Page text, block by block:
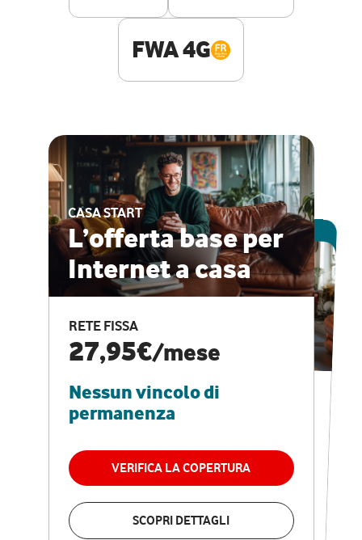
FWA 4G
CASA START
L’offerta base per
Internet a casa
RETE FISSA
27,95€/mese
Nessun vincolo di
permanenza
VERIFICA LA COPERTURA
SCOPRI DETTAGLI
ESCLUSIVA ONLINE
CASA PRO
Internet veloce e
vantaggi speciali
RETE FISSA + VODAFONE CLUB
29,95€
permanenza
VERIFICA LA COPERTURA